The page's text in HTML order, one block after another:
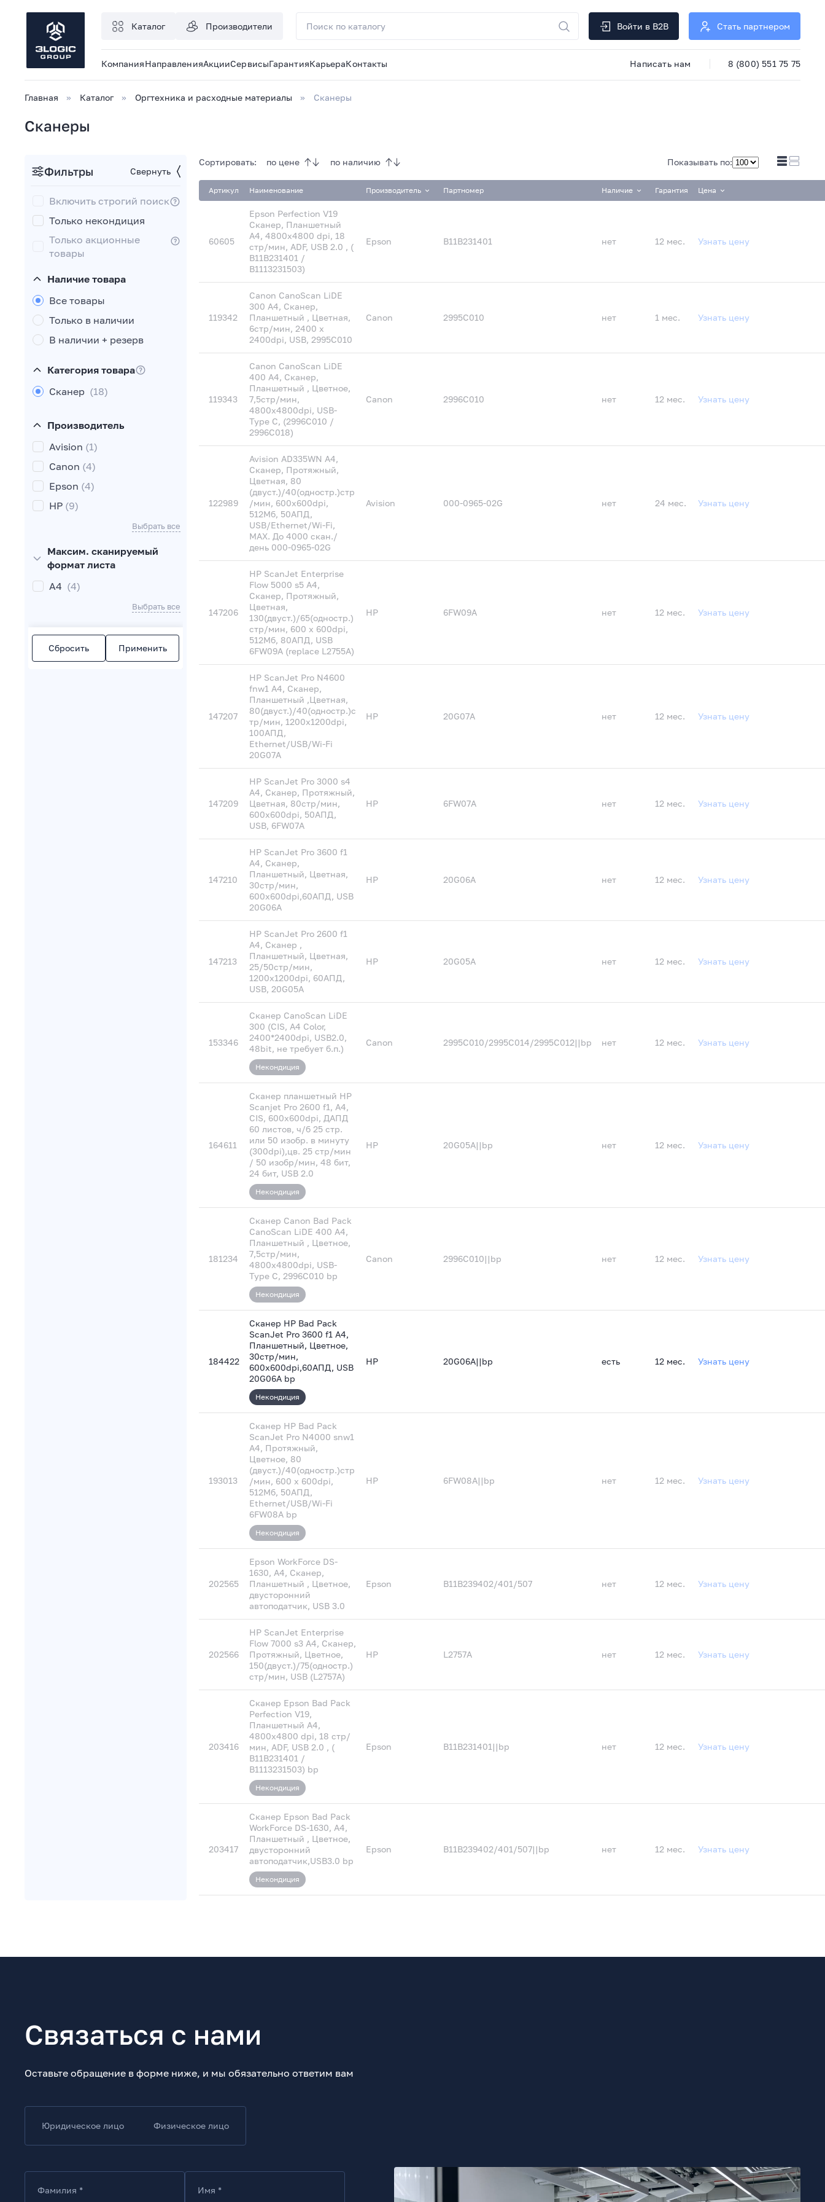
Каталог Производители Войти в B2B Стать партнером
КомпанияНаправленияАкцииСервисыГарантияКарьераКонтакты Написать нам 8 (800) 551 75 75
Главная Каталог Оргтехника и расходные материалы Сканеры
Сканеры
Список
товаров
Фильтры Свернуть
Включить строгий поиск
Только некондиция
Только акционные
товары
Наличие товара
Все товары
Только в наличии
В наличии + резерв
Категория товара
Сканер (18)
Производитель
Avision (1)
Canon (4)
Epson (4)
HP (9)
Выбрать все
Максим. сканируемый
формат листа
A4 (4)
Выбрать все
Сбросить Применить
Сортировать: по цене по наличию Показывать по:
Артикул Наименование Производитель Партномер Наличие Гарантия Цена
60605
Epson Perfection V19
Сканер, Планшетный
A4, 4800х4800 dpi, 18
стр/мин, ADF, USB 2.0 , (
B11B231401 /
B1113231503)
Epson B11B231401 нет 12 мес. Узнать цену
119342
Canon CanoScan LiDE
300 A4, Сканер,
Планшетный , Цветная,
6стр/мин, 2400 x
2400dpi, USB, 2995C010
Canon 2995C010 нет 1 мес. Узнать цену
119343
Canon CanoScan LiDE
400 A4, Сканер,
Планшетный , Цветное,
7,5стр/мин,
4800x4800dpi, USB-
Type C, (2996C010 /
2996C018)
Canon 2996C010 нет 12 мес. Узнать цену
122989
Avision AD335WN А4,
Сканер, Протяжный,
Цветная, 80
(двуст.)/40(одностр.)стр
/мин, 600x600dpi,
512Мб, 50АПД,
USB/Ethernet/Wi-Fi,
MAX. До 4000 скан./
день 000-0965-02G
Avision 000-0965-02G нет 24 мес. Узнать цену
147206
HP ScanJet Enterprise
Flow 5000 s5 A4,
Сканер, Протяжный,
Цветная,
130(двуст.)/65(одностр.)
стр/мин, 600 х 600dpi,
512Мб, 80АПД, USB
6FW09A (replace L2755A)
HP 6FW09A нет 12 мес. Узнать цену
147207
HP ScanJet Pro N4600
fnw1 A4, Сканер,
Планшетный ,Цветная,
80(двуст.)/40(одностр.)с
тр/мин, 1200х1200dpi,
100АПД,
Ethernet/USB/Wi-Fi
20G07A
HP 20G07A нет 12 мес. Узнать цену
147209
HP ScanJet Pro 3000 s4
A4, Сканер, Протяжный,
Цветная, 80стр/мин,
600х600dpi, 50АПД,
USB, 6FW07A
HP 6FW07A нет 12 мес. Узнать цену
147210
HP ScanJet Pro 3600 f1
A4, Сканер,
Планшетный, Цветная,
30стр/мин,
600х600dpi,60АПД, USB
20G06A
HP 20G06A нет 12 мес. Узнать цену
147213
HP ScanJet Pro 2600 f1
A4, Сканер ,
Планшетный, Цветная,
25/50стр/мин,
1200х1200dpi, 60АПД,
USB, 20G05A
HP 20G05A нет 12 мес. Узнать цену
153346
Сканер CanoScan LiDE
300 (CIS, A4 Color,
2400*2400dpi, USB2.0,
48bit, не требует б.п.)
Некондиция
Canon 2995C010/2995C014/2995C012||bp нет 12 мес. Узнать цену
164611
Сканер планшетный HP
Scanjet Pro 2600 f1, A4,
CIS, 600x600dpi, ДАПД
60 листов, ч/б 25 стр.
или 50 изобр. в минуту
(300dpi),цв. 25 стр/мин
/ 50 изобр/мин, 48 бит,
24 бит, USB 2.0
Некондиция
HP 20G05A||bp нет 12 мес. Узнать цену
181234
Сканер Canon Bad Pack
CanoScan LiDE 400 A4,
Планшетный , Цветное,
7,5стр/мин,
4800x4800dpi, USB-
Type C, 2996C010 bp
Некондиция
Canon 2996C010||bp нет 12 мес. Узнать цену
184422
Сканер HP Bad Pack
ScanJet Pro 3600 f1 A4,
Планшетный, Цветное,
30стр/мин,
600х600dpi,60АПД, USB
20G06A bp
Некондиция
HP 20G06A||bp есть 12 мес. Узнать цену
193013
Сканер HP Bad Pack
ScanJet Pro N4000 snw1
A4, Протяжный,
Цветное, 80
(двуст.)/40(одностр.)стр
/мин, 600 х 600dpi,
512Мб, 50АПД,
Ethernet/USB/Wi-Fi
6FW08A bp
Некондиция
HP 6FW08A||bp нет 12 мес. Узнать цену
202565
Epson WorkForce DS-
1630, A4, Сканер,
Планшетный , Цветное,
двусторонний
автоподатчик, USB 3.0
Epson B11B239402/401/507 нет 12 мес. Узнать цену
202566
HP ScanJet Enterprise
Flow 7000 s3 A4, Сканер,
Протяжный, Цветное,
150(двуст.)/75(одностр.)
стр/мин, USB (L2757A)
HP L2757A нет 12 мес. Узнать цену
203416
Сканер Epson Bad Pack
Perfection V19,
Планшетный A4,
4800х4800 dpi, 18 стр/
мин, ADF, USB 2.0 , (
B11B231401 /
B1113231503) bp
Некондиция
Epson B11B231401||bp нет 12 мес. Узнать цену
203417
Сканер Epson Bad Pack
WorkForce DS-1630, A4,
Планшетный , Цветное,
двусторонний
автоподатчик,USB3.0 bp
Некондиция
Epson B11B239402/401/507||bp нет 12 мес. Узнать цену
Связаться с нами
Оставьте обращение в форме ниже, и мы обязательно ответим вам
Юридическое лицо Физическое лицо
Фамилия * Имя *